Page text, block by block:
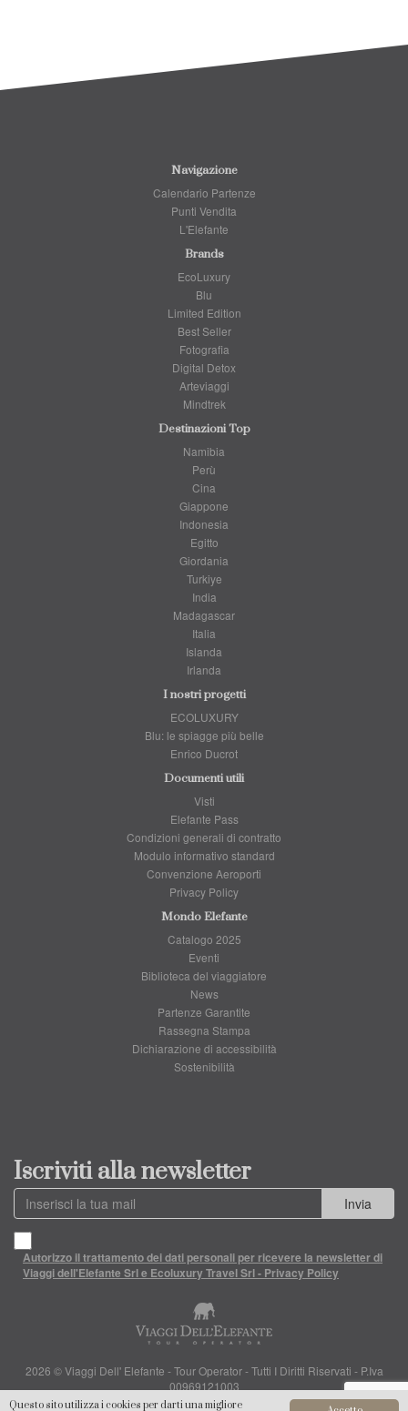
Questo sito utilizza i cookies per darti una migliore
Navigazione
Calendario Partenze
Punti Vendita
L'Elefante
Brands
EcoLuxury
Blu
Limited Edition
Best Seller
Fotografia
Digital Detox
Arteviaggi
Mindtrek
Destinazioni Top
Namibia
Perù
Cina
Giappone
Indonesia
Egitto
Giordania
Turkiye
India
Madagascar
Italia
Islanda
Irlanda
I nostri progetti
ECOLUXURY
Blu: le spiagge più belle
Enrico Ducrot
Documenti utili
Visti
Elefante Pass
Condizioni generali di contratto
Modulo informativo standard
Convenzione Aeroporti
Privacy Policy
Mondo Elefante
Catalogo 2025
Eventi
Biblioteca del viaggiatore
News
Partenze Garantite
Rassegna Stampa
Dichiarazione di accessibilità
Sostenibilità
Iscriviti alla newsletter
Invia
Autorizzo il trattamento dei dati personali per ricevere la newsletter di
Viaggi dell'Elefante Srl e Ecoluxury Travel Srl - Privacy Policy
2026 © Viaggi Dell' Elefante - Tour Operator - Tutti I Diritti Riservati - P.Iva
00969121003